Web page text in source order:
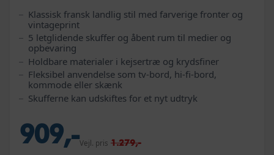
Klassisk fransk landlig stil med farverige fronter og
vintageprint
5 letglidende skuffer og åbent rum til medier og
opbevaring
Holdbare materialer i kejsertræ og krydsfiner
Fleksibel anvendelse som tv-bord, hi-fi-bord,
kommode eller skænk
Skufferne kan udskiftes for et nyt udtryk
909,-Vejl. pris 1.279,-